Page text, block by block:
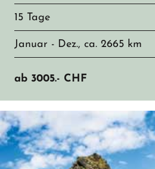
15 Tage
Januar - Dez., ca. 2665 km
ab 3005.- CHF